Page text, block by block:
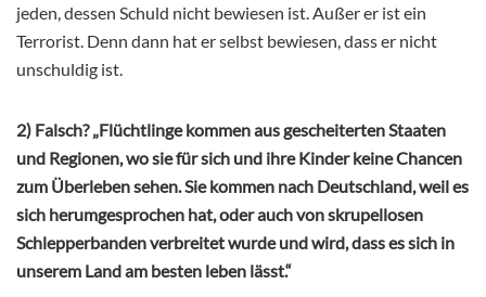
jeden, dessen Schuld nicht bewiesen ist. Außer er ist ein
Terrorist. Denn dann hat er selbst bewiesen, dass er nicht
unschuldig ist.
2) Falsch? „Flüchtlinge kommen aus gescheiterten Staaten
und Regionen, wo sie für sich und ihre Kinder keine Chancen
zum Überleben sehen. Sie kommen nach Deutschland, weil es
sich herumgesprochen hat, oder auch von skrupellosen
Schlepperbanden verbreitet wurde und wird, dass es sich in
unserem Land am besten leben lässt.“